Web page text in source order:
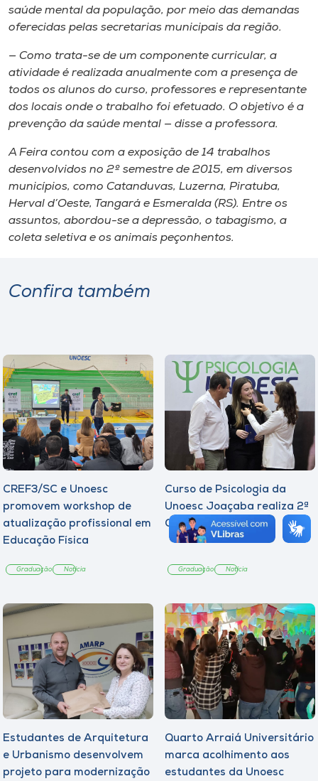
A-
saúde mental da população, por meio das demandas
oferecidas pelas secretarias municipais da região.
— Como trata-se de um componente curricular, a
atividade é realizada anualmente com a presença de
todos os alunos do curso, professores e representante
dos locais onde o trabalho foi efetuado. O objetivo é a
prevenção da saúde mental — disse a professora.
A Feira contou com a exposição de 14 trabalhos
desenvolvidos no 2º semestre de 2015, em diversos
municípios, como Catanduvas, Luzerna, Piratuba,
Herval d’Oeste, Tangará e Esmeralda (RS). Entre os
assuntos, abordou-se a depressão, o tabagismo, a
coleta seletiva e os animais peçonhentos.
Confira também
CREF3/SC e Unoesc
promovem workshop de
atualização profissional em
Educação Física
Graduação Notícia
Curso de Psicologia da
Unoesc Joaçaba realiza 2ª
Cerimônia do Botton
Graduação Notícia
Estudantes de Arquitetura
e Urbanismo desenvolvem
projeto para modernização
Quarto Arraiá Universitário
marca acolhimento aos
estudantes da Unoesc